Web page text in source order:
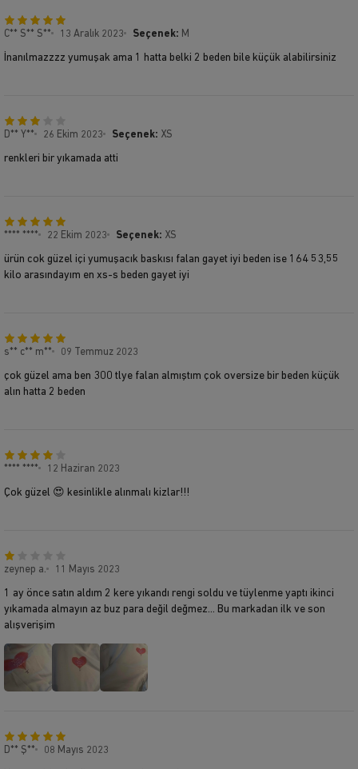
C** S** S** 13 Aralık 2023 Seçenek: M
İnanılmazzzz yumuşak ama 1 hatta belki 2 beden bile küçük alabilirsiniz
D** Y** 26 Ekim 2023 Seçenek: XS
renkleri bir yıkamada atti
**** **** 22 Ekim 2023 Seçenek: XS
ürün cok güzel içi yumuşacık baskısı falan gayet iyi beden ise 164 53,55
kilo arasındayım en xs-s beden gayet iyi
s** c** m** 09 Temmuz 2023
çok güzel ama ben 300 tlye falan almıştım çok oversize bir beden küçük
alın hatta 2 beden
**** **** 12 Haziran 2023
Çok güzel 😍 kesinlikle alınmalı kizlar!!!
zeynep a. 11 Mayıs 2023
1 ay önce satın aldım 2 kere yıkandı rengi soldu ve tüylenme yaptı ikinci
yıkamada almayın az buz para değil değmez… Bu markadan ilk ve son
alışverişim
D** Ş** 08 Mayıs 2023